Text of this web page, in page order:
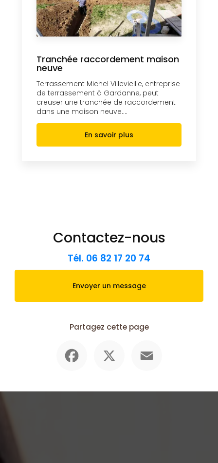
Tranchée raccordement maison
neuve
Terrassement Michel Villevieille, entreprise
de terrassement à Gardanne, peut
creuser une tranchée de raccordement
dans une maison neuve....
En savoir plus
Contactez-nous
Tél. 06 82 17 20 74
Envoyer un message
Partagez cette page